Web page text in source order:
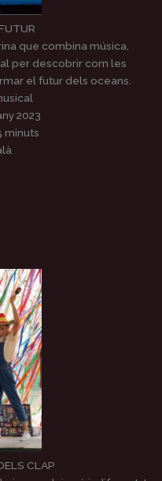
que combina música,
per descobrir com les
el futur dels oceans.
2023
minuts
CLAP